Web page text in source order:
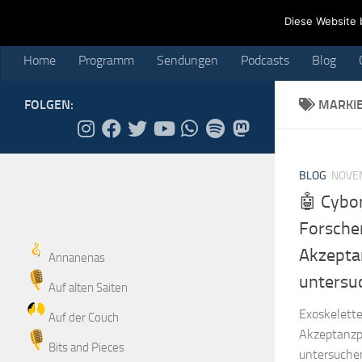
Blog
Home Programm Sendungen Podcasts Blog
BLOG
🤖
FOLGEN:
Annanenas
Auf alten Saiten
Auf der Couch
Bits and Pieces
Diese Website